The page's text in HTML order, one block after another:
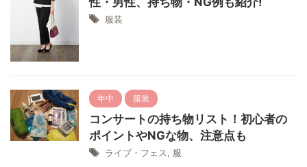
服装
年中 服装
コンサートの持ち物リスト！初心者の
ポイントやNGな物、注意点も
ライブ・フェス, 服